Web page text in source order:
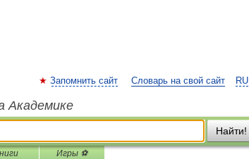
RU
Запомнить сайт Словарь на свой сайт
Академике
Найти!
Игры ⚽